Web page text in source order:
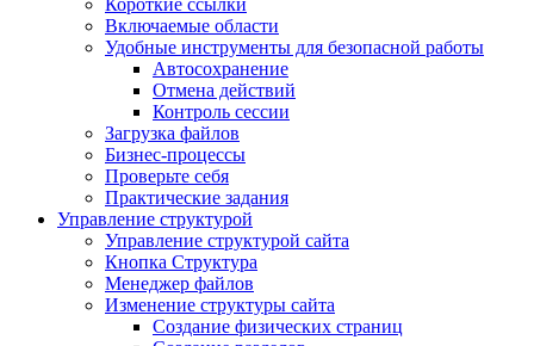
Короткие ссылки
Включаемые области
Удобные инструменты для безопасной работы
Автосохранение
Отмена действий
Контроль сессии
Загрузка файлов
Бизнес-процессы
Проверьте себя
Практические задания
Управление структурой
Управление структурой сайта
Кнопка Структура
Менеджер файлов
Изменение структуры сайта
Создание физических страниц